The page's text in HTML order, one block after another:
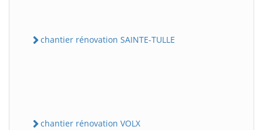
chantier rénovation SAINTE-TULLE
chantier rénovation VOLX